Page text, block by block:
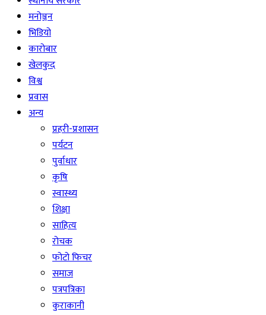
मनोञ्जन
भिडियो
कारोबार
खेलकुद
विश्व
प्रवास
अन्य
प्रहरी-प्रशासन
पर्यटन
पुर्वाधार
कृषि
स्वास्थ्य
शिक्षा
साहित्य
रोचक
फोटो फिचर
समाज
पत्रपत्रिका
कुराकानी